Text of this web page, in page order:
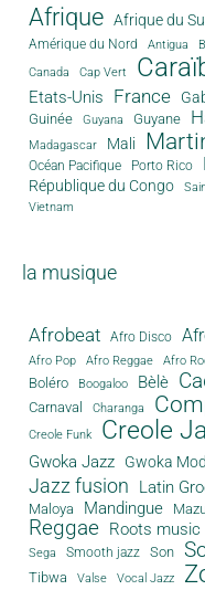
Afrique Afrique du
Amérique du Nord Antigua
Canada Cap Vert
Etats-Unis
France
Guinée Guyana Guyane
Madagascar Mali
Océan Pacifique Porto Rico
République du Congo
Vietnam
la musique
Afrobeat Afro Disco
Afro Pop Afro Reggae Afro
Boléro Boogaloo Bèlè
Carnaval Charanga
Creole Funk
Creole
Gwoka Jazz Gwoka
Jazz fusion Latin
Maloya Mandingue
Reggae Roots music
Sega Smooth jazz Son
Tibwa Valse Vocal Jazz